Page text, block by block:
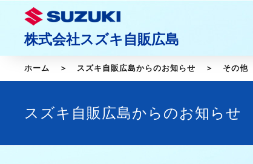
株式会社スズキ自販広島
ホーム スズキ自販広島からのお知らせ その他
スズキ自販広島からのお知らせ